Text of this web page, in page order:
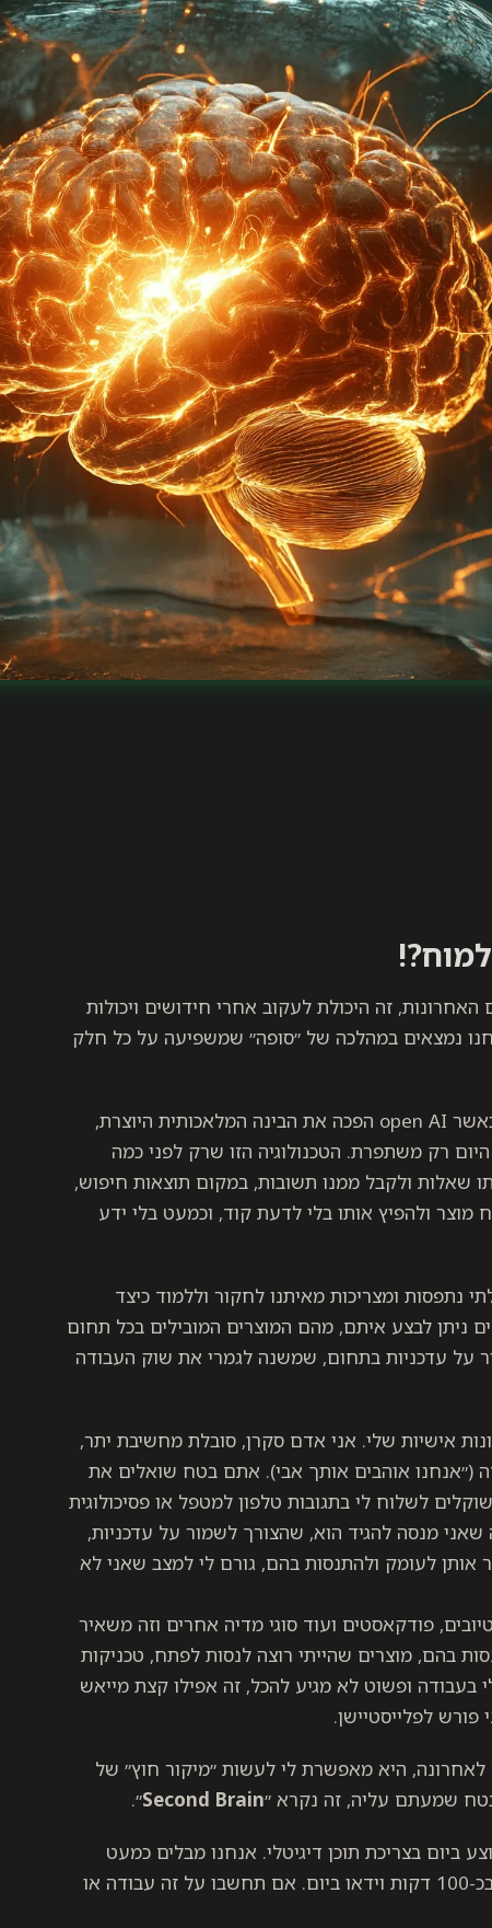
זה היכולת לעקוב אחרי חידושים ויכולות
נמצאים במהלכה של ״סופה״ שמשפיעה על כל חלק
זה התחיל ב״מפץ הגדול״, אי שם בנובמבר 22, כאשר open AI הפכה את הבינה המלאכותית היוצרת,
רק משתפרת. הטכנולוגיה הזו שרק לפני כמה
שאלות ולקבל ממנו תשובות, במקום תוצאות חיפוש,
ולהפיץ אותו בלי לדעת קוד, וכמעט בלי ידע
נתפסות ומצריכות מאיתנו לחקור וללמוד כיצד
ניתן לבצע איתם, מהם המוצרים המובילים בכל תחום
על עדכניות בתחום, שמשנה לגמרי את שוק העבודה
אישיות שלי. אני אדם סקרן, סובלת מחשיבת יתר,
אוהבים אותך אבי). אתם בטח שואלים את
לשלוח לי בתגובות טלפון למטפל או פסיכולוגית
מנסה להגיד הוא, שהצורך לשמור על עדכניות,
אותן לעומק ולהתנסות בהם, גורם לי למצב שאני לא
פודקאסטים ועוד סוגי מדיה אחרים וזה משאיר
בהם, מוצרים שהייתי רוצה לנסות לפתח, טכניקות
בעבודה ופשוט לא מגיע להכל, זה אפילו קצת מייאש
פורש לפלייסטיישן.
היא מאפשרת לי לעשות ״מיקור חוץ״ של
שמעתם עליה, זה נקרא ״Second Brain״.
מבלים כמעט 8 שעות בממוצע ביום בצריכת תוכן דיגיטלי. אנחנו מבלים כמעט
שעתיים וחצי כל יום ברשתות חברתיות וצופים בכ-100 דקות וידאו ביום. אם תחשבו על זה עבודה או